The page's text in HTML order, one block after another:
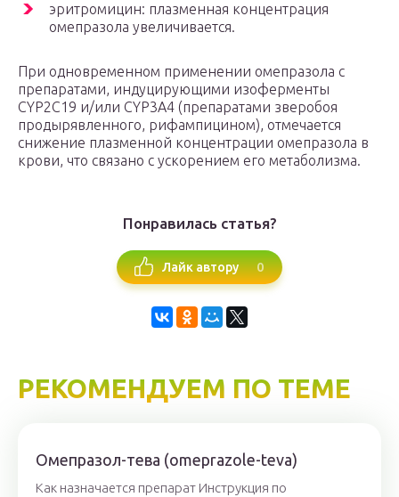
эритромицин: плазменная концентрация
омепразола увеличивается.
При одновременном применении омепразола с
препаратами, индуцирующими изоферменты
CYP2C19 и/или CYP3A4 (препаратами зверобоя
продырявленного, рифампицином), отмечается
снижение плазменной концентрации омепразола в
крови, что связано с ускорением его метаболизма.
Понравилась статья?
Лайк автору 0
РЕКОМЕНДУЕМ ПО ТЕМЕ
Омепразол-тева (omeprazole-teva)
Как назначается препарат Инструкция по